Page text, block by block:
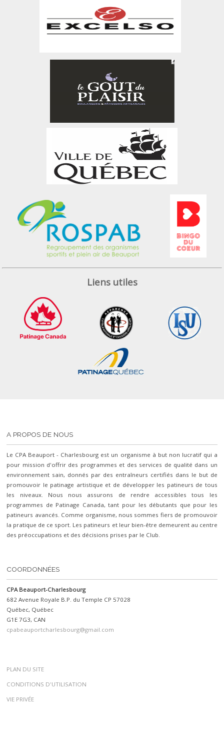
Liens utiles
A PROPOS DE NOUS
Le CPA Beauport - Charlesbourg est un organisme à but non lucratif qui a
pour mission d'offrir des programmes et des services de qualité dans un
environnement sain, donnés par des entraîneurs certifiés dans le but de
promouvoir le patinage artistique et de développer les patineurs de tous
les niveaux. Nous nous assurons de rendre accessibles tous les
programmes de Patinage Canada, tant pour les débutants que pour les
patineurs avancés. Comme organisme, nous sommes fiers de promouvoir
la pratique de ce sport. Les patineurs et leur bien-être demeurent au centre
des préoccupations et des décisions prises par le Club.
COORDONNÉES
CPA Beauport-Charlesbourg
682 Avenue Royale B.P. du Temple CP 57028
Québec, Québec
G1E 7G3, CAN
cpabeauportcharlesbourg@gmail.com
PLAN DU SITE
CONDITIONS D'UTILISATION
VIE PRIVÉE